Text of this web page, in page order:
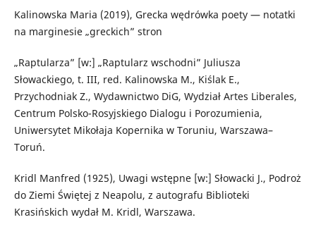
Kalinowska Maria (2019), Grecka wędrówka poety — notatki
na marginesie „greckich” stron
„Raptularza” [w:] „Raptularz wschodni” Juliusza
Słowackiego, t. III, red. Kalinowska M., Kiślak E.,
Przychodniak Z., Wydawnictwo DiG, Wydział Artes Liberales,
Centrum Polsko-Rosyjskiego Dialogu i Porozumienia,
Uniwersytet Mikołaja Kopernika w Toruniu, Warszawa–
Toruń.
Kridl Manfred (1925), Uwagi wstępne [w:] Słowacki J., Podroż
do Ziemi Świętej z Neapolu, z autografu Biblioteki
Krasińskich wydał M. Kridl, Warszawa.